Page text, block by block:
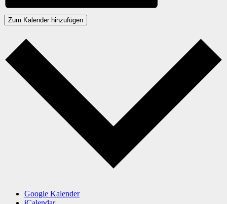
Zum Kalender hinzufügen
Google Kalender